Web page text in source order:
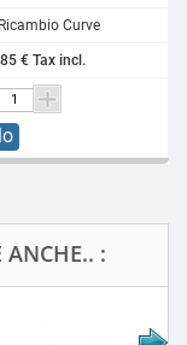
Curve
€ Tax incl.
ANCHE.. :